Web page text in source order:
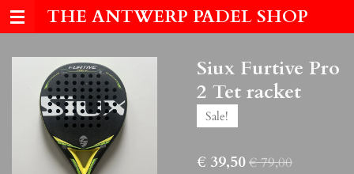
Ga
direct
hoofdinhoud
THE ANTWERP PADEL SHOP
Siux Furtive Pro
2 Tet racket
Sale!
€ 39,50€ 79,00